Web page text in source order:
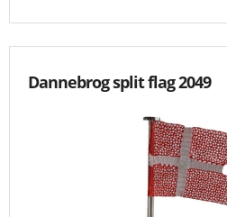
Dannebrog split flag 2049